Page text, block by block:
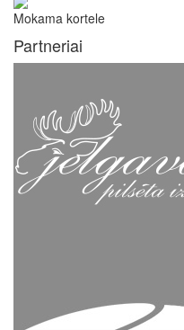
Mokama kortele
Partneriai